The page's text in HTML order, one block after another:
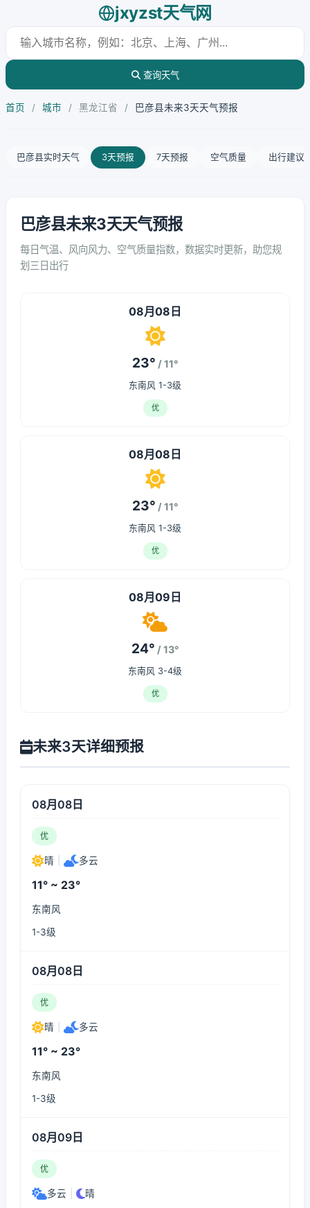
jxyzst天气网
查询天气
首页 / 城市 / 黑龙江省 / 巴彦县未来3天天气预报
巴彦县实时天气 3天预报 7天预报 空气质量 出行建议
巴彦县未来3天天气预报
每日气温、风向风力、空气质量指数，数据实时更新，助您规
划三日出行
08月08日
23° / 11°
东南风 1-3级
优
08月08日
23° / 11°
东南风 1-3级
优
08月09日
24° / 13°
东南风 3-4级
优
未来3天详细预报
08月08日
优
晴 多云
11° ~ 23°
东南风
1-3级
08月08日
优
晴 多云
11° ~ 23°
东南风
1-3级
08月09日
优
多云 晴